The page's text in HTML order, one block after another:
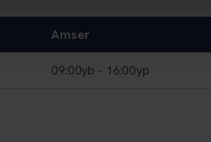
Amser
09:00yb - 16:00yp